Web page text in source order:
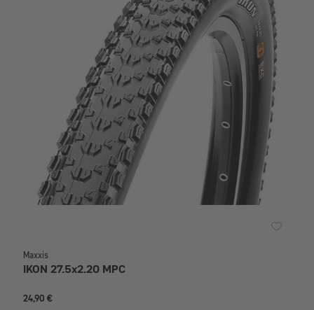
Maxxis
IKON 27.5x2.20 MPC
24,90 €